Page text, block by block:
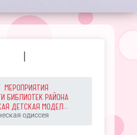
I
МЕРОПРИЯТИЯ
БИБЛИОТЕК РАЙОНА
ДЕТСКАЯ МОДЕЛ...
одиссея